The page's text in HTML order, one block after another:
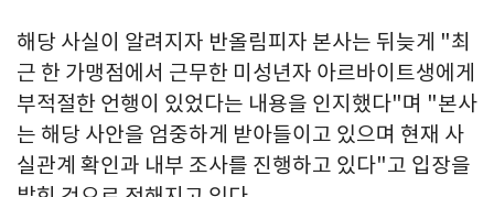
해당 사실이 알려지자 반올림피자 본사는 뒤늦게 "최
근 한 가맹점에서 근무한 미성년자 아르바이트생에게
부적절한 언행이 있었다는 내용을 인지했다"며 "본사
는 해당 사안을 엄중하게 받아들이고 있으며 현재 사
실관계 확인과 내부 조사를 진행하고 있다"고 입장을